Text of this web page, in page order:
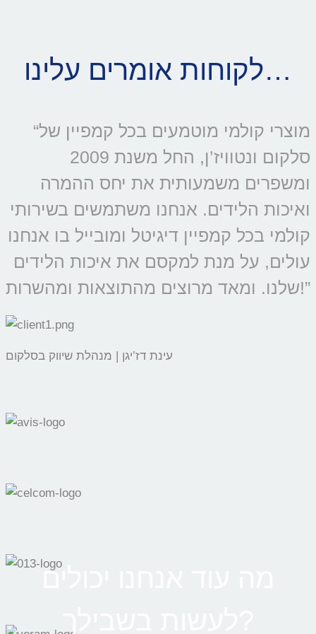
לקוחות אומרים עלינו…
“מוצרי קולמי מוטמעים בכל קמפיין של
סלקום ונטוויז’ן, החל משנת 2009
ומשפרים משמעותית את יחס ההמרה
ואיכות הלידים. אנחנו משתמשים בשירותי
קולמי בכל קמפיין דיגיטל ומובייל בו אנחנו
עולים, על מנת למקסם את איכות הלידים
שלנו. ומאד מרוצים מהתוצאות ומהשרות!”
עינת דז’יגן | מנהלת שיווק בסלקום
מה עוד אנחנו יכולים